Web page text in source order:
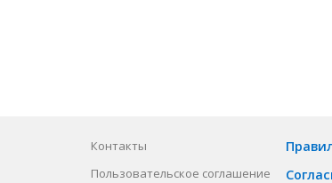
Контакты
Пользовательское соглашение